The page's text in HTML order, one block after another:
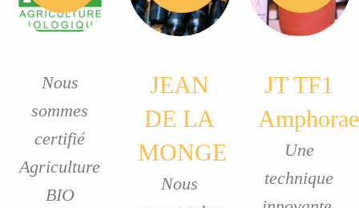
Nous
sommes
certifié
Agriculture
BIO
JEAN
DE LA
MONGE
Nous
JT TF1
Amphorae
Une
technique